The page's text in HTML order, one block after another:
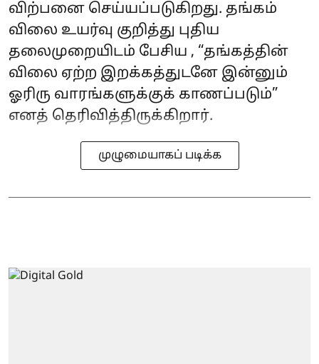
விற்பனை செய்யப்படுகிறது. தங்கம்
விலை உயர்வு குறித்து புதிய
தலைமுறையிடம் பேசிய , “தங்கத்தின்
விலை ஏற்ற இறக்கத்துடனே இன்னும்
ஓரிரு வாரங்களுக்குக் காணப்படும்”
எனத் தெரிவித்திருக்கிறார்.
முழுமையாகப் படிக்க